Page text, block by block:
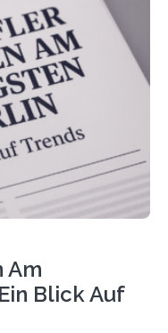
auf den
makler*innen. Ein
der Befragten ist
Jahren eine
nur ein Drittel hat
Am
Blick Auf